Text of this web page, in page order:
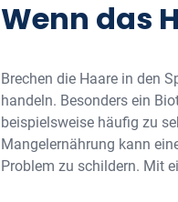
Wenn das
Brechen die Haare in den
handeln. Besonders ein
beispielsweise häufig zu
Mangelernährung kann
Problem zu schildern. Mit